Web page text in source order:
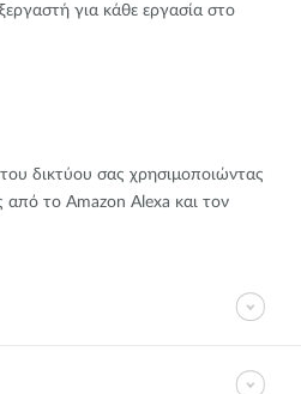
για κάθε εργασία στο
δικτύου σας χρησιμοποιώντας
από το Amazon Alexa και τον